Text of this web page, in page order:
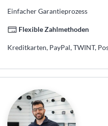
Einfacher Garantieprozess
Flexible Zahlmethoden
Kreditkarten, PayPal, TWINT,